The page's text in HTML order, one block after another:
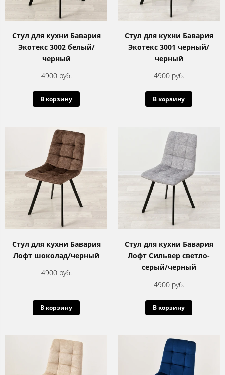
Стул для кухни Бавария
Экотекс 3002 белый/
черный
4900 руб.
В корзину
Стул для кухни Бавария
Экотекс 3001 черный/
черный
4900 руб.
В корзину
Стул для кухни Бавария
Лофт шоколад/черный
4900 руб.
В корзину
Стул для кухни Бавария
Лофт Сильвер светло-
серый/черный
4900 руб.
В корзину